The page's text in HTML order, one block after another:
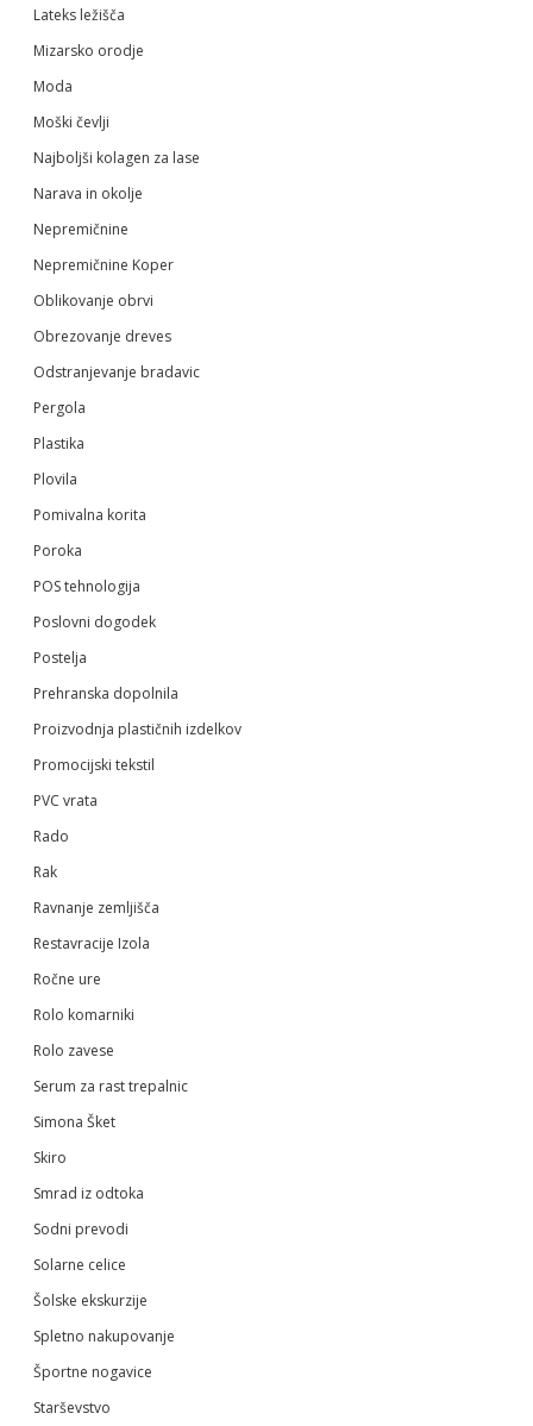
Lateks ležišča
Mizarsko orodje
Moda
Moški čevlji
Najboljši kolagen za lase
Narava in okolje
Nepremičnine
Nepremičnine Koper
Oblikovanje obrvi
Obrezovanje dreves
Odstranjevanje bradavic
Pergola
Plastika
Plovila
Pomivalna korita
Poroka
POS tehnologija
Poslovni dogodek
Postelja
Prehranska dopolnila
Proizvodnja plastičnih izdelkov
Promocijski tekstil
PVC vrata
Rado
Rak
Ravnanje zemljišča
Restavracije Izola
Ročne ure
Rolo komarniki
Rolo zavese
Serum za rast trepalnic
Simona Šket
Skiro
Smrad iz odtoka
Sodni prevodi
Solarne celice
Šolske ekskurzije
Spletno nakupovanje
Športne nogavice
Starševstvo